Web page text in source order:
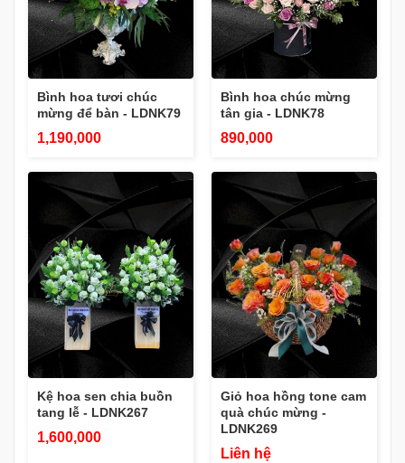
Bình hoa tươi chúc
mừng để bàn - LDNK79
1,190,000
Bình hoa chúc mừng
tân gia - LDNK78
890,000
Kệ hoa sen chia buồn
tang lễ - LDNK267
1,600,000
Giỏ hoa hồng tone cam
quà chúc mừng -
LDNK269
Liên hệ